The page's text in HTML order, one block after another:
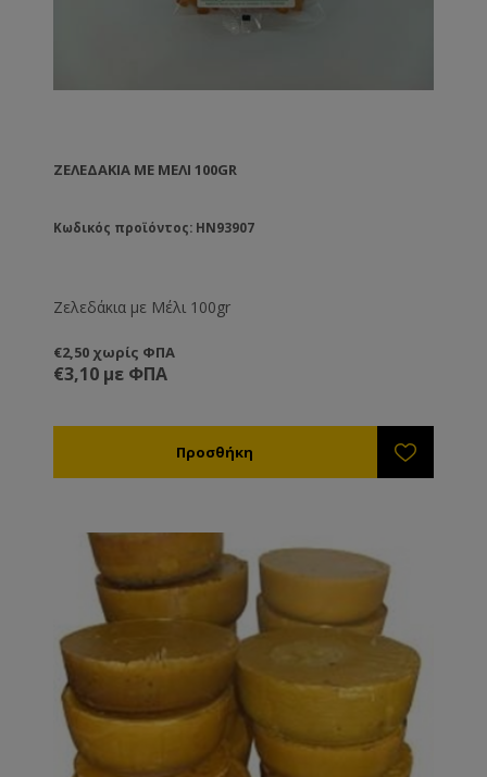
ΖΕΛΕΔΆΚΙΑ ΜΕ ΜΈΛΙ 100GR
Κωδικός προϊόντος: HN93907
Ζελεδάκια με Μέλι 100gr
€2,50 χωρίς ΦΠΑ
€3,10 με ΦΠΑ